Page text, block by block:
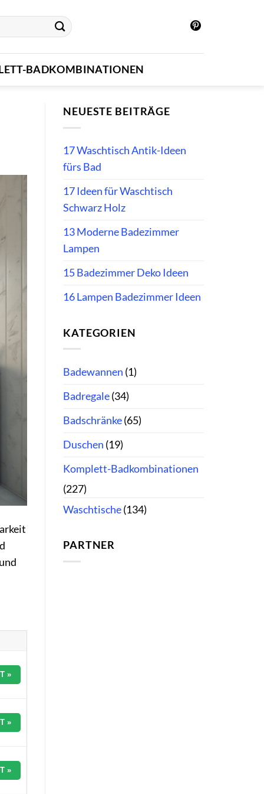
BADKOMBINATIONEN
»
»
»
NEUESTE BEITRÄGE
17 Waschtisch Antik-Ideen
fürs Bad
17 Ideen für Waschtisch
Schwarz Holz
13 Moderne Badezimmer
Lampen
15 Badezimmer Deko Ideen
16 Lampen Badezimmer Ideen
KATEGORIEN
Badewannen (1)
Badregale(34)
Badschränke(65)
Duschen (19)
Komplett-Badkombinationen
(227)
Waschtische(134)
PARTNER